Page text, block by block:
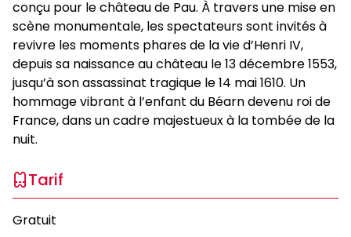
conçu pour le château de Pau. À travers une mise en
scène monumentale, les spectateurs sont invités à
revivre les moments phares de la vie d’Henri IV,
depuis sa naissance au château le 13 décembre 1553,
jusqu’à son assassinat tragique le 14 mai 1610. Un
hommage vibrant à l’enfant du Béarn devenu roi de
France, dans un cadre majestueux à la tombée de la
nuit.
Tarif
Gratuit